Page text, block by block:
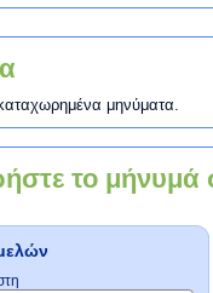
μηνύματα.
το μήνυμά